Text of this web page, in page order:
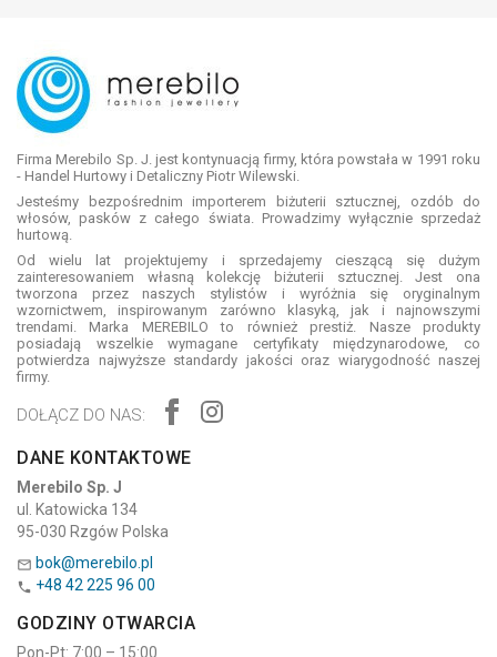
Firma Merebilo Sp. J. jest kontynuacją firmy, która powstała w 1991 roku
- Handel Hurtowy i Detaliczny Piotr Wilewski.
Jesteśmy bezpośrednim importerem biżuterii sztucznej, ozdób do
włosów, pasków z całego świata. Prowadzimy wyłącznie sprzedaż
hurtową.
Od wielu lat projektujemy i sprzedajemy cieszącą się dużym
zainteresowaniem własną kolekcję biżuterii sztucznej. Jest ona
tworzona przez naszych stylistów i wyróżnia się oryginalnym
wzornictwem, inspirowanym zarówno klasyką, jak i najnowszymi
trendami. Marka MEREBILO to również prestiż. Nasze produkty
posiadają wszelkie wymagane certyfikaty międzynarodowe, co
potwierdza najwyższe standardy jakości oraz wiarygodność naszej
firmy.
DOŁĄCZ DO NAS:
DANE KONTAKTOWE
Merebilo Sp. J
ul. Katowicka 134
95-030 Rzgów Polska
 bok@merebilo.pl
 +48 42 225 96 00
GODZINY OTWARCIA
Pon-Pt: 7:00 – 15:00